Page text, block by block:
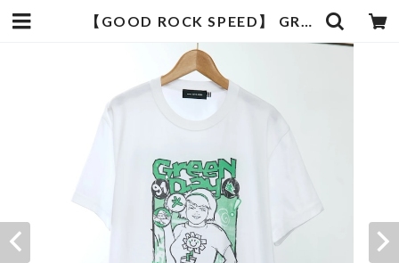
【GOOD ROCK SPEED】 GREEN DAY “Kerplunk!” Front & Back Graphic T-Shirt White | 武蔵小杉のセレクトショップ【ナクール】-nakool-